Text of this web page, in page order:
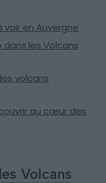
voir en Auvergne
dans les Volcans
volcans
au cœur des
Volcans